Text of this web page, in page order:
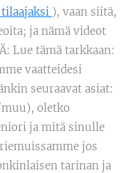
), vaan siitä,
ja nämä videot
Lue tämä tarkkaan:
vaatteidesi
seuraavat asiat:
oletko
ja mitä sinulle
jos
tarinan ja